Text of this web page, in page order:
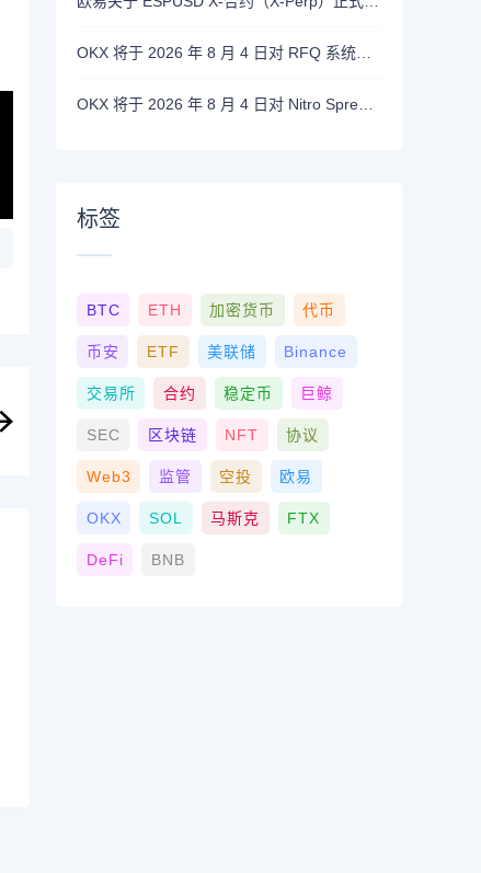
标签
BTC ETH 加密货币 代币
币安 ETF 美联储 Binance
交易所 合约 稳定币 巨鲸
SEC 区块链 NFT 协议
Web3 监管 空投 欧易
OKX SOL 马斯克 FTX
DeFi BNB